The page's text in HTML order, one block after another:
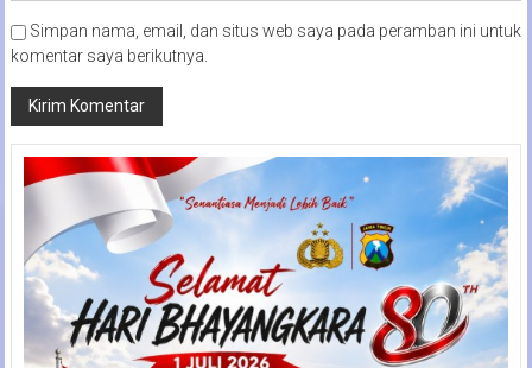
Simpan nama, email, dan situs web saya pada peramban ini untuk
komentar saya berikutnya.